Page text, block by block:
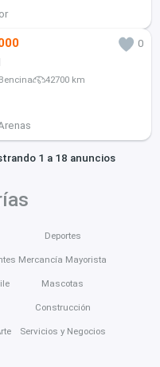
0
Bencina 42700 km
1 a 18 anuncios
Deportes
Mercancía Mayorista
Mascotas
Construcción
Servicios y Negocios